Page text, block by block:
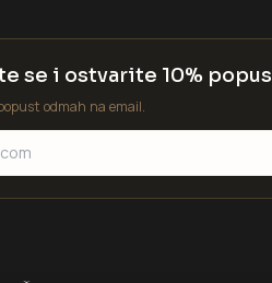
se i ostvarite 10%
odmah na email.